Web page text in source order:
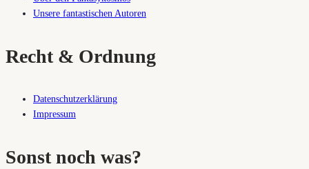
Unsere fantastischen Autoren
Recht & Ordnung
Datenschutzerklärung
Impressum
Sonst noch was?